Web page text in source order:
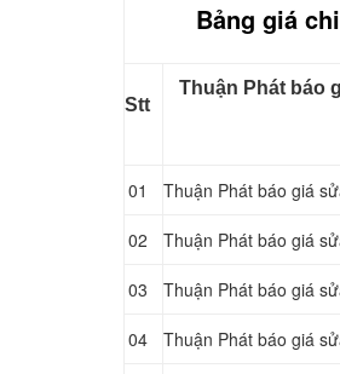
Bảng giá
Stt
Thuận Phát báo
01 Thuận Phát báo giá
02 Thuận Phát báo giá
03 Thuận Phát báo giá
04 Thuận Phát báo giá